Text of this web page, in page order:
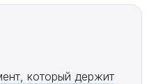
который держит